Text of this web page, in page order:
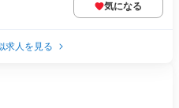
気になる
求人を見る